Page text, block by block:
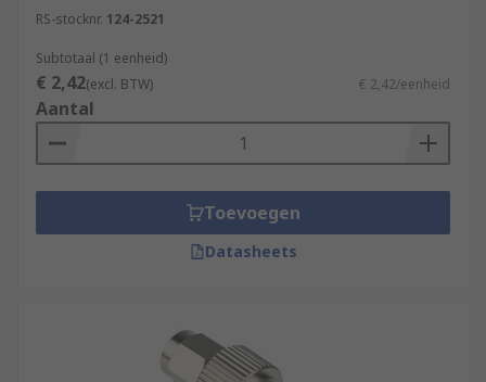
RS-stocknr. 124-2521
Subtotaal (1 eenheid)
€ 2,42(excl. BTW) € 2,42/eenheid
Aantal
Toevoegen
Datasheets